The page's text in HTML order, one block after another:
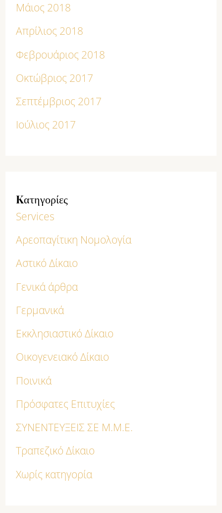
Μάιος 2018
Απρίλιος 2018
Φεβρουάριος 2018
Οκτώβριος 2017
Σεπτέμβριος 2017
Ιούλιος 2017
Kατηγορίες
Services
Αρεοπαγίτικη Νομολογία
Αστικό Δίκαιο
Γενικά άρθρα
Γερμανικά
Εκκλησιαστικό Δίκαιο
Οικογενειακό Δίκαιο
Ποινικά
Πρόσφατες Επιτυχίες
ΣΥΝΕΝΤΕΥΞΕΙΣ ΣΕ Μ.Μ.Ε.
Τραπεζικό Δίκαιο
Χωρίς κατηγορία